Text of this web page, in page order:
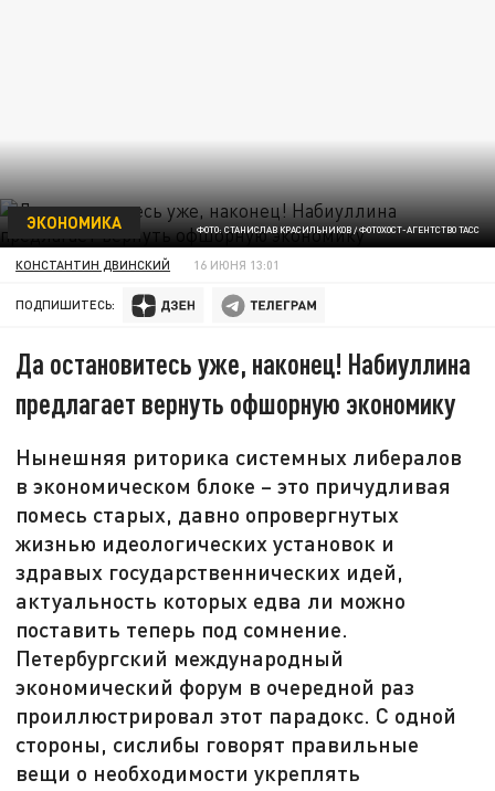
ФОТО: СТАНИСЛАВ КРАСИЛЬНИКОВ / ФОТОХОСТ-АГЕНТСТВО ТАСС
ЭКОНОМИКА
КОНСТАНТИН ДВИНСКИЙ 16 ИЮНЯ 13:01
ПОДПИШИТЕСЬ:
Да остановитесь уже, наконец! Набиуллина
предлагает вернуть офшорную экономику
Нынешняя риторика системных либералов
в экономическом блоке – это причудливая
помесь старых, давно опровергнутых
жизнью идеологических установок и
здравых государственнических идей,
актуальность которых едва ли можно
поставить теперь под сомнение.
Петербургский международный
экономический форум в очередной раз
проиллюстрировал этот парадокс. С одной
стороны, сислибы говорят правильные
вещи о необходимости укреплять